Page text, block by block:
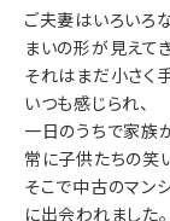
ご夫妻はいろいろ
まいの形が見えて
それはまだ小さく
いつも感じられ、
一日のうちで家族
常に子供たちの笑
そこで中古のマン
に出会われました。